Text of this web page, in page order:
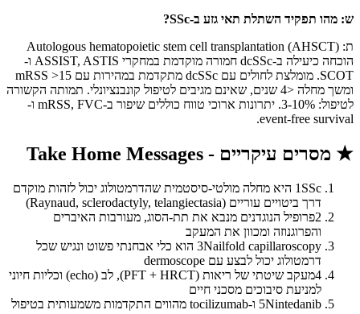
ש: מהו תפקיד השתלת תאי גזע ב-SSc?
ת: Autologous hematopoietic stem cell transplantation (AHSCT)
הוכחה כיעילה ב-dcSSc חמורה מוקדמת במחקרי ASSIST, ASTIS ו-
SCOT. מומלצת לחולים עם dcSSc מתקדמת במהירות עם mRSS >15
ומשך מחלה <4 שנים, שאינם מגיבים לטיפול קונבנציונלי. תמותה הקשורה
לטיפול: 3-10%. יתרונות ארוכי טווח כוללים שיפור ב-mRSS, FVC ו-
event-free survival.
★ מסרים עיקריים - Take Home Messages
1 SSc היא מחלה מולטי-סיסטמית שהדרמטולוג יכול לזהות מוקדם
דרך ביטויים עוריים (Raynaud, sclerodactyly, telangiectasia)
2פרופיל הנוגדנים מנבא את תת-הסוג, מעורבות האיברים
והפרוגנוזה ומכוון את המעקב
3 Nailfold capillaroscopy הוא כלי אבחנתי פשוט ונגיש שכל
דרמטולוג יכול לבצע עם dermoscope
4
מעקב שיטתי של ריאות (PFT + HRCT), לב (echo) וכליות חיוני
למניעת סיבוכים מסכני חיים
5
Nintedanib ו-tocilizumab מהווים התקדמות משמעותית בטיפול